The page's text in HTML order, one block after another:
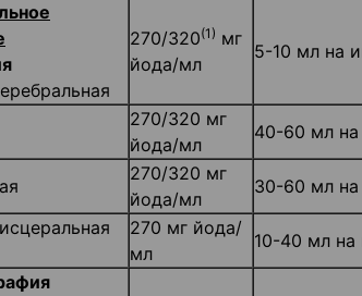
270/320(1) мг
йода/мл
5-10 мл на
270/320 мг
йода/мл
40-60 мл
270/320 мг
йода/мл
30-60 мл
270 мг йода/
мл
10-40 мл на